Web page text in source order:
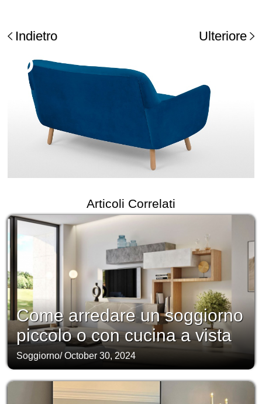
Indietro Ulteriore
Articoli Correlati
Come arredare un soggiorno
piccolo o con cucina a vista
Soggiorno/October 30, 2024